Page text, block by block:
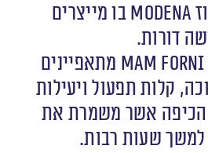
מותג איטלקי ממחוז Modena בו מייצרים
דורות.
התנורים של חברת MAM FORNI מתאפיינים
קלות תפעול ויעילות
הכיפה אשר משמרת את
למשך שעות רבות.